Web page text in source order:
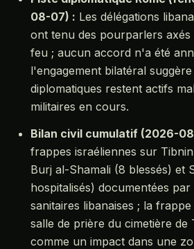
08-07) : Les délégations
ont tenu des pourparlers
feu ; aucun accord n'a été
l'engagement bilatéral
diplomatiques restent actifs
militaires en cours.
Bilan civil cumulatif (2026-
frappes israéliennes sur
Burj al-Shamali (8 blessés) et
hospitalisés) documentées
sanitaires libanaises ; la
salle de prière du cimetière de
comme un impact dans une